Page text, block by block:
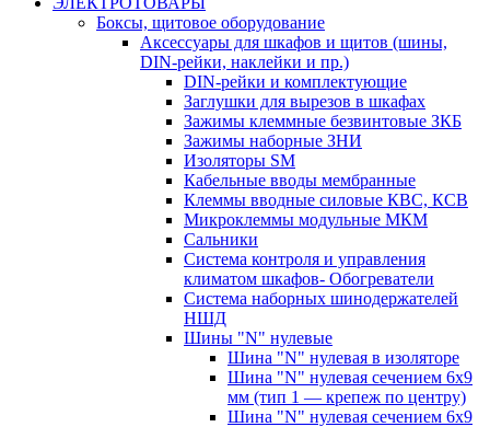
Боксы, щитовое оборудование
Аксессуары для шкафов и щитов (шины,
DIN-рейки, наклейки и пр.)
DIN-рейки и комплектующие
Заглушки для вырезов в шкафах
Зажимы клеммные безвинтовые ЗКБ
Зажимы наборные ЗНИ
Изоляторы SM
Кабельные вводы мембранные
Клеммы вводные силовые КВС, КСВ
Микроклеммы модульные МКМ
Сальники
Система контроля и управления
климатом шкафов- Обогреватели
Система наборных шинодержателей
НШД
Шины "N" нулевые
Шина "N" нулевая в изоляторе
Шина "N" нулевая сечением 6х9
мм (тип 1 — крепеж по центру)
Шина "N" нулевая сечением 6х9